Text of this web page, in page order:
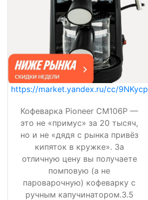
https://market.yandex.ru/cc/9NKycp
Кофеварка Pioneer CM106P —
это не «примус» за 20 тысяч,
но и не «дядя с рынка привёз
кипяток в кружке». За
отличную цену вы получаете
помповую (а не
пароварочную) кофеварку с
ручным капучинатором.3.5